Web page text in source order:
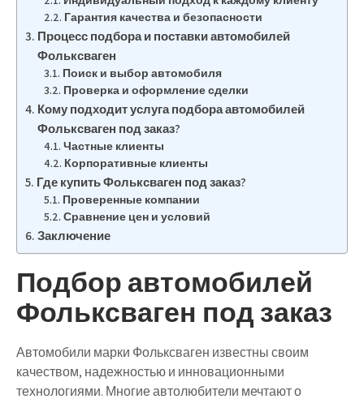
Гарантия качества и безопасности
Процесс подбора и поставки автомобилей
Фольксваген
Поиск и выбор автомобиля
Проверка и оформление сделки
Кому подходит услуга подбора автомобилей
Фольксваген под заказ?
Частные клиенты
Корпоративные клиенты
Где купить Фольксваген под заказ?
Проверенные компании
Сравнение цен и условий
Заключение
Подбор автомобилей
Фольксваген под заказ
Автомобили марки Фольксваген известны своим
качеством, надежностью и инновационными
технологиями. Многие автолюбители мечтают о